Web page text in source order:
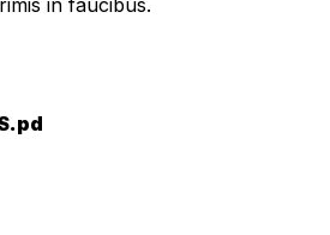
in faucibus.